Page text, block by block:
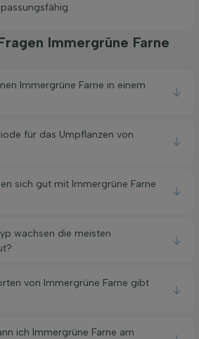
Immergrüne Farne
Immergrüne Farne in einem
für das Umpflanzen von
sich gut mit Immergrüne Farne
wachsen die meisten
von Immergrüne Farne gibt
ich Immergrüne Farne am